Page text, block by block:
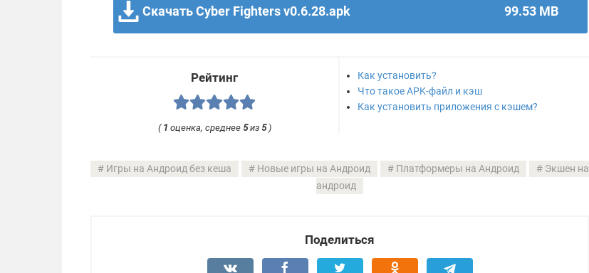
Скачать Cyber Fighters v0.6.28.apk 99.53 MB
Рейтинг
( 1 оценка, среднее 5из 5)
Как установить?
Что такое APK-файл и кэш
Как установить приложения с кэшем?
Игры на Андроид без кеша Новые игры на Андроид Платформеры на Андроид
Экшен на
андроид
Поделиться